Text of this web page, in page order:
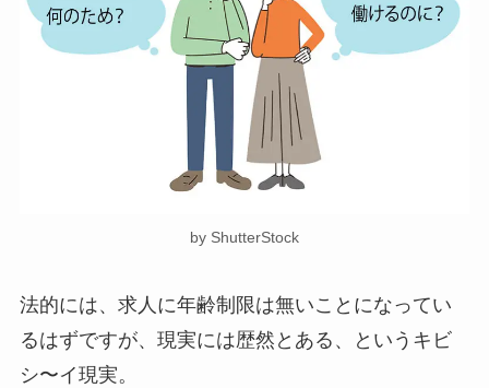
by ShutterStock
法的には、求人に年齢制限は無いことになってい
るはずですが、現実には歴然とある、というキビ
シ〜イ現実。